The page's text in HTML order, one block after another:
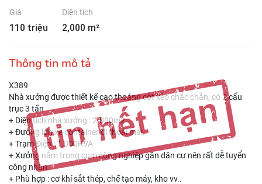
Giá
110 triệu
Diện tích
2,000 m²
Thông tin mô tả
X389
Nhà xưởng được thiết kế cao thoáng cột kèo chắc chắn, có 2 cẩu
trục 3 tấn
+ Diện tích nhà xưởng : 2.000m2
+ Đường lớn xe container đi thoải mái.
+ Trạm Điện : 1.000KVA
+ Xưởng nằm trong cụm công nghiệp gần dân cư nên rất dễ tuyển
công nhân
+ Phù hợp : cơ khí sắt thép, chế tạo máy, kho vv..